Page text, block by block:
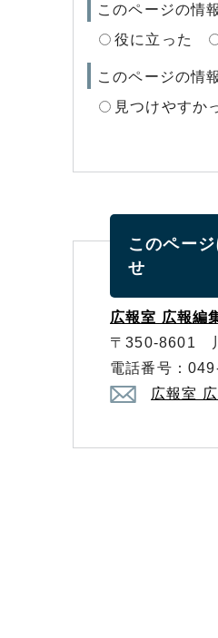
このページの情
役に立った
このページの情
見つけやすか
このペー
せ
広報室 広報編
〒350-8601
電話番号：
広報室